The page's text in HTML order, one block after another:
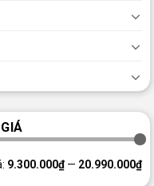
9.300.000₫— 20.990.000₫